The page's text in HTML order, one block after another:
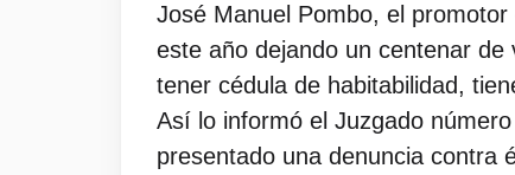
José Manuel Pombo, el
este año dejando un centenar
tener cédula de habitabilidad,
Así lo informó el Juzgado
presentado una denuncia contra